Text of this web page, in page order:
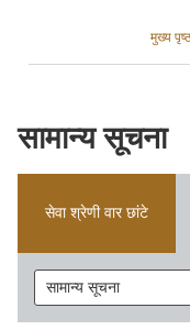
मुख्य पृष्ठ
सामान्य सूचना
सेवा श्रेणी वार छांटे